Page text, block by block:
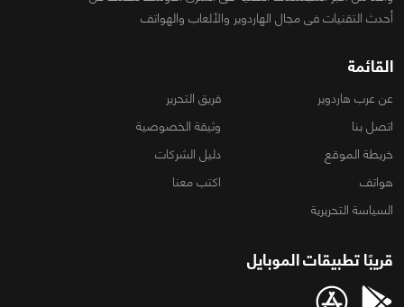
أحدث التقنيات فى مجال الهاردوير والألعاب والهواتف
القائمة
عن عرب هاردوير
فريق التحرير
اتصل بنا
وثيقة الخصوصية
خريطة الموقع
دليل الشركات
هواتف
اكتب معنا
السياسة التحريرية
قريبًا تطبيقات الموبايل